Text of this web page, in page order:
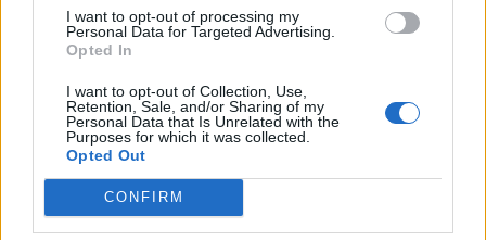
I want to opt-out of processing my
Personal Data for Targeted Advertising.
Opted In
I want to opt-out of Collection, Use,
Retention, Sale, and/or Sharing of my
Personal Data that Is Unrelated with the
Purposes for which it was collected.
Opted Out
CONFIRM
korábban írtuk